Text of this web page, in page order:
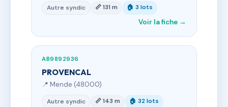
Autre syndic 📏 131 m 🏠 3 lots
Voir la fiche →
AB9892936
PROVENCAL
📍 Mende (48000)
Autre syndic 📏 143 m 🏠 32 lots